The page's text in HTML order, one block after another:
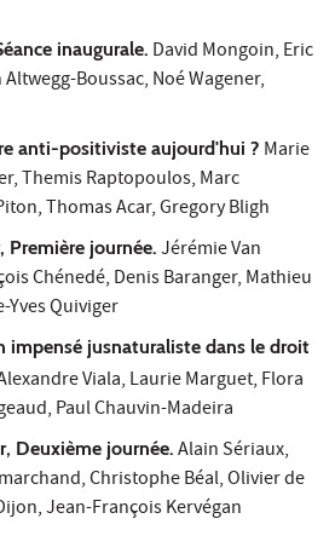
inaugurale. David Mongoin, Eric
Boussac, Noé Wagener,
anti-positiviste aujourd'hui ? Marie
Themis Raptopoulos, Marc
Thomas Acar, Gregory Bligh
Première journée. Jérémie Van
Chénedé, Denis Baranger, Mathieu
Yves Quiviger
impensé jusnaturaliste dans le droit
Viala, Laurie Marguet, Flora
Paul Chauvin-Madeira
Deuxième journée. Alain Sériaux,
Christophe Béal, Olivier de
Jean-François Kervégan